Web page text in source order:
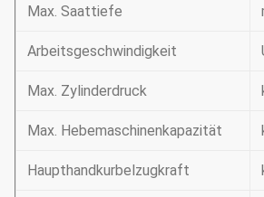
Max. Saattiefe
Arbeitsgeschwindigkeit
Max. Zylinderdruck
Max. Hebemaschinenkapazität
Haupthandkurbelzugkraft